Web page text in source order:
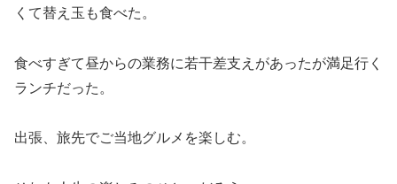
くて替え玉も食べた。
食べすぎて昼からの業務に若干差支えがあったが満足行く
ランチだった。
出張、旅先でご当地グルメを楽しむ。